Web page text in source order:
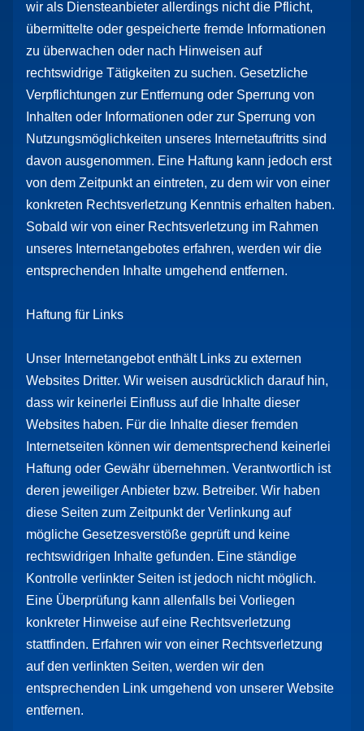
wir als Diensteanbieter allerdings nicht die Pflicht,
übermittelte oder gespeicherte fremde Informationen
zu überwachen oder nach Hinweisen auf
rechtswidrige Tätigkeiten zu suchen. Gesetzliche
Verpflichtungen zur Entfernung oder Sperrung von
Inhalten oder Informationen oder zur Sperrung von
Nutzungsmöglichkeiten unseres Internetauftritts sind
davon ausgenommen. Eine Haftung kann jedoch erst
von dem Zeitpunkt an eintreten, zu dem wir von einer
konkreten Rechtsverletzung Kenntnis erhalten haben.
Sobald wir von einer Rechtsverletzung im Rahmen
unseres Internetangebotes erfahren, werden wir die
entsprechenden Inhalte umgehend entfernen.
Haftung für Links
Unser Internetangebot enthält Links zu externen
Websites Dritter. Wir weisen ausdrücklich darauf hin,
dass wir keinerlei Einfluss auf die Inhalte dieser
Websites haben. Für die Inhalte dieser fremden
Internetseiten können wir dementsprechend keinerlei
Haftung oder Gewähr übernehmen. Verantwortlich ist
deren jeweiliger Anbieter bzw. Betreiber. Wir haben
diese Seiten zum Zeitpunkt der Verlinkung auf
mögliche Gesetzesverstöße geprüft und keine
rechtswidrigen Inhalte gefunden. Eine ständige
Kontrolle verlinkter Seiten ist jedoch nicht möglich.
Eine Überprüfung kann allenfalls bei Vorliegen
konkreter Hinweise auf eine Rechtsverletzung
stattfinden. Erfahren wir von einer Rechtsverletzung
auf den verlinkten Seiten, werden wir den
entsprechenden Link umgehend von unserer Website
entfernen.